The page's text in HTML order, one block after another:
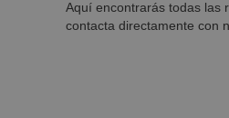
Aquí encontrarás todas las
contacta directamente con